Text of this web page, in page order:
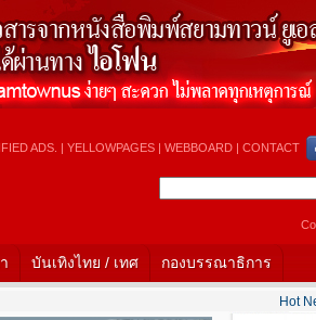
ADS. | YELLOWPAGES| WEBBOARD| CONTACT
บันเทิงไทย / เทศ กองบรรณาธิการ
Hot